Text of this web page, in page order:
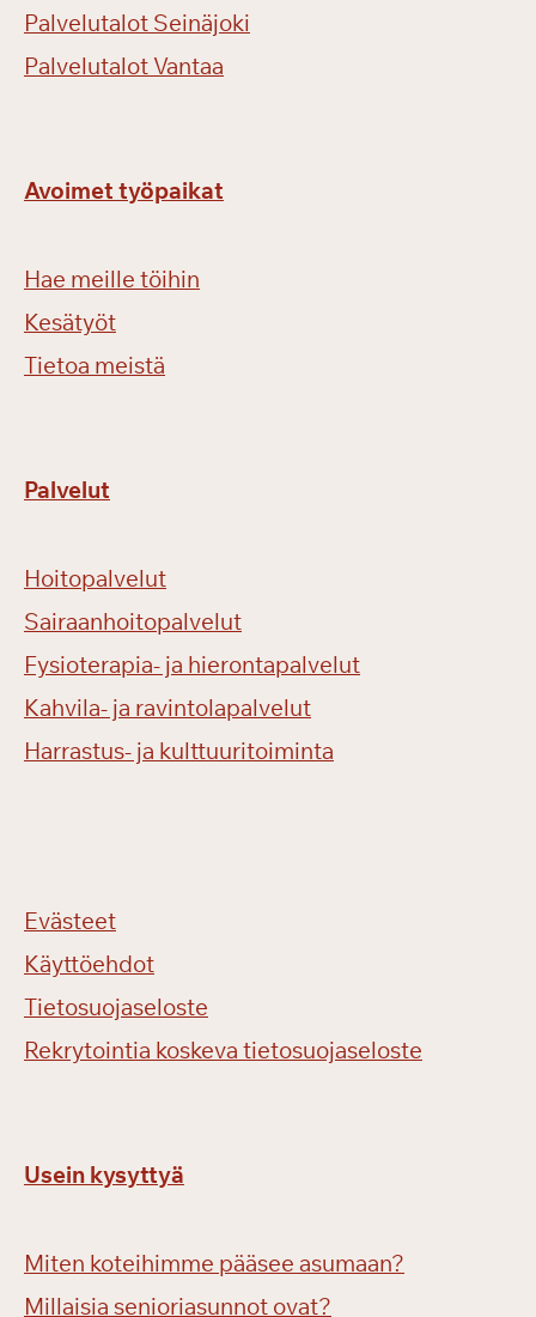
Palvelutalot Seinäjoki
Palvelutalot Vantaa
Avoimet työpaikat
Hae meille töihin
Kesätyöt
Tietoa meistä
Palvelut
Hoitopalvelut
Sairaanhoitopalvelut
Fysioterapia- ja hierontapalvelut
Kahvila- ja ravintolapalvelut
Harrastus- ja kulttuuritoiminta
Evästeet
Käyttöehdot
Tietosuojaseloste
Rekrytointia koskeva tietosuojaseloste
Usein kysyttyä
Miten koteihimme pääsee asumaan?
Millaisia senioriasunnot ovat?